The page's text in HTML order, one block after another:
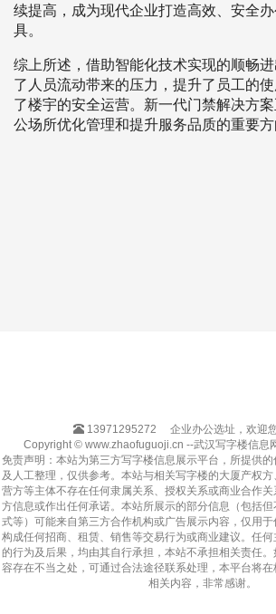
续提高，成为现代企业打造高效、安全
具。
综上所述，借助智能化技术实现的顺畅
了人员流动带来的压力，提升了员工的
了楼宇的安全运营。新一代门禁解决方
公场所优化管理和提升服务品质的重要方
13971295272
企业办公选址，欢迎
Copyright © www.zhaofuguoji.cn --武汉写字楼信息
免责声明：本站为第三方写字楼信息展示平台，所提供
及人工整理，仅供参考。本站与相关写字楼的大厦产权
营方等主体不存在任何隶属关系、授权关系或商业合作
方信息或作出任何承诺。本站所展示的部分信息（包括
式等）可能来自第三方合作机构或广告展示内容，仅用
构成任何招商、租赁、销售等交易行为或商业建议。任
的行为及后果，均由其自行承担，本站不承担相关责任
容存在不当之处，可通过合法途径联系处理，本平台将
相关内容，非常感谢。